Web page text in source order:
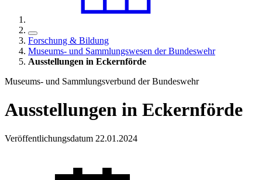
Forschung & Bildung
Museums- und Sammlungswesen der Bundeswehr
Ausstellungen in Eckernförde
Museums- und Sammlungsverbund der Bundeswehr
Ausstellungen in Eckernförde
Veröffentlichungsdatum 22.01.2024